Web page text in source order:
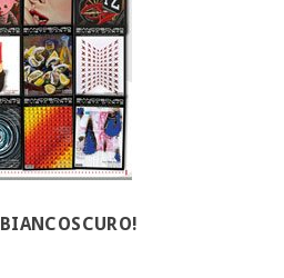
BIANCOSCURO!